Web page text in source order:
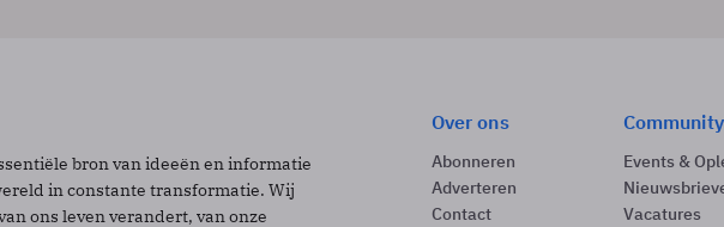
bron van ideeën en informatie
in constante transformatie. Wij
ons leven verandert, van onze
Over ons
Abonneren
Adverteren
Contact
Community
Events &
Vacatures